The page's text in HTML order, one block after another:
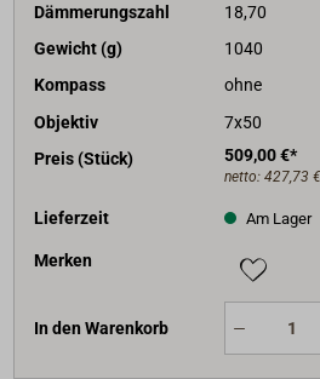
Dämmerungszahl
18,70
Gewicht (g)
1040
Kompass
ohne
Objektiv
7x50
Preis (Stück)
509,00 €*
netto: 427,73 €
Lieferzeit Am Lager
Merken
In den Warenkorb